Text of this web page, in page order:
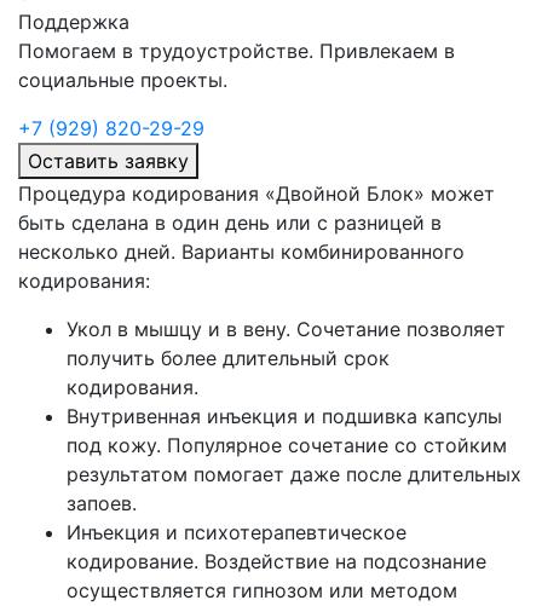
Поддержка
Помогаем в трудоустройстве. Привлекаем в
социальные проекты.
+7 (929) 820-29-29
Оставить заявку
Процедура кодирования «Двойной Блок» может
быть сделана в один день или с разницей в
несколько дней. Варианты комбинированного
кодирования:
Укол в мышцу и в вену. Сочетание позволяет
получить более длительный срок
кодирования.
Внутривенная инъекция и подшивка капсулы
под кожу. Популярное сочетание со стойким
результатом помогает даже после длительных
запоев.
Инъекция и психотерапевтическое
кодирование. Воздействие на подсознание
осуществляется гипнозом или методом